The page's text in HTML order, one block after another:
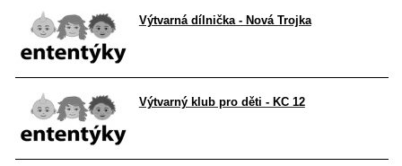
Výtvarná dílnička - Nová Trojka
Výtvarný klub pro děti - KC 12